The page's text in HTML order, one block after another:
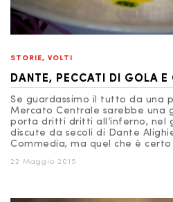
STORIE, VOLTI
DANTE, PECCATI DI GOLA E
Se guardassimo il tutto da una
Mercato Centrale sarebbe una
porta dritti dritti all’inferno, nel
discute da secoli di Dante
Commedia, ma quel che è certo
22 Maggio 2015